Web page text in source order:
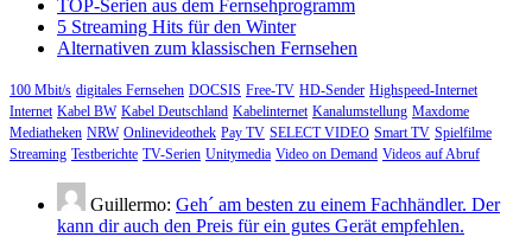
TOP-Serien aus dem Fernsehprogramm
5 Streaming Hits für den Winter
Alternativen zum klassischen Fernsehen
100 Mbit/s digitales Fernsehen DOCSIS Free-TV HD-Sender Highspeed-Internet
Internet Kabel BW Kabel Deutschland Kabelinternet Kanalumstellung Maxdome
Mediatheken NRW Onlinevideothek Pay TV SELECT VIDEO Smart TV Spielfilme
Streaming Testberichte TV-Serien Unitymedia Video on Demand Videos auf Abruf
Guillermo: Geh´ am besten zu einem Fachhändler. Der
kann dir auch den Preis für ein gutes Gerät empfehlen.